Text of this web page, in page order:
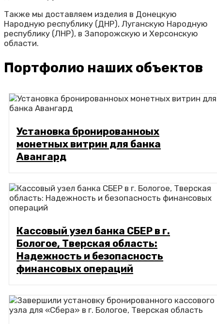
Также мы доставляем изделия в Донецкую
Народную республику (ДНР), Луганскую Народную
республику (ЛНР), в Запорожскую и Херсонскую
области.
Портфолио наших объектов
Установка бронированноых
монетных витрин для банка
Авангард
Кассовый узел банка СБЕР в г.
Бологое, Тверская область:
Надежность и безопасность
финансовых операций